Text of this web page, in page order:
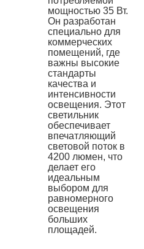
мощностью 35 Вт.
Он разработан
специально для
коммерческих
помещений, где
важны высокие
стандарты
качества и
интенсивности
освещения. Этот
светильник
обеспечивает
впечатляющий
световой поток в
4200 люмен, что
делает его
идеальным
выбором для
равномерного
освещения
больших
площадей.